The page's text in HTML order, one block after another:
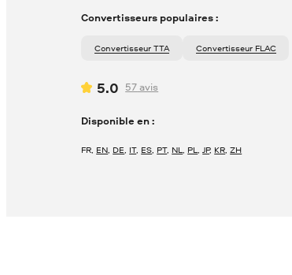
Convertisseurs populaires :
Convertisseur TTA Convertisseur FLAC
5.0 57 avis
Disponible en :
FR, EN, DE, IT, ES, PT, NL, PL,JP, KR,ZH